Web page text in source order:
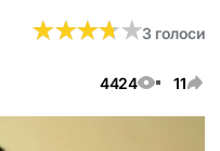
4424 11
★★★★★
★★★★★3 голоси